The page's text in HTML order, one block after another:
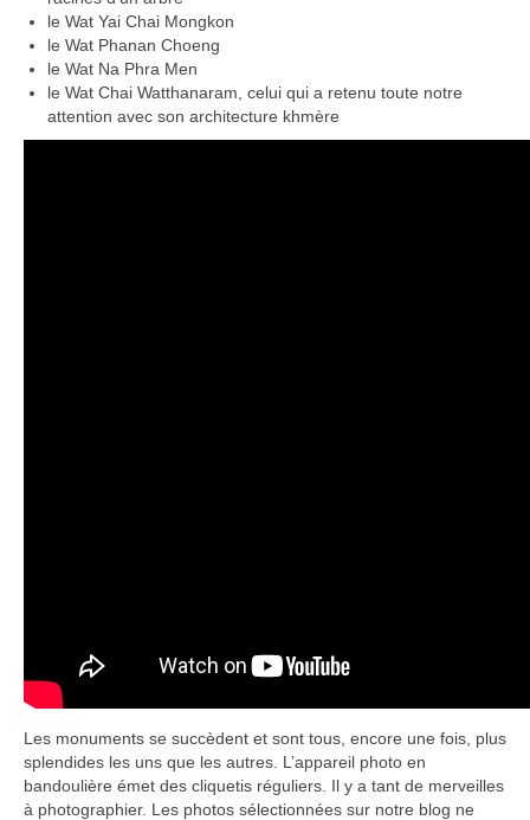
Nuage d’étiquettes
Flux RSS : Les articles
Flux Rss : Les commentaires
le Wat Yai Chai Mongkon
le Wat Phanan Choeng
le Wat Na Phra Men
le Wat Chai Watthanaram, celui qui a retenu toute notre
attention avec son architecture khmère
Les monuments se succèdent et sont tous, encore une fois, plus
splendides les uns que les autres. L’appareil photo en
bandoulière émet des cliquetis réguliers. Il y a tant de merveilles
à photographier. Les photos sélectionnées sur notre blog ne